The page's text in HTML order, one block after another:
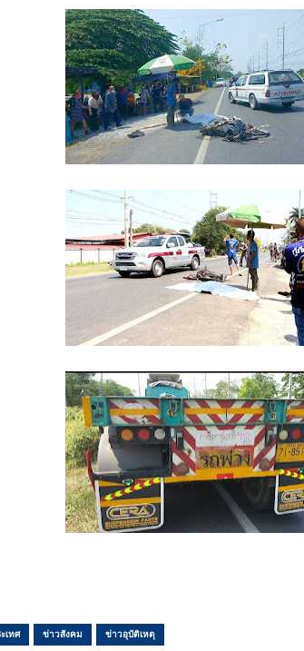
เทศ ข่าวสังคม ข่าวอุบัติเหตุ